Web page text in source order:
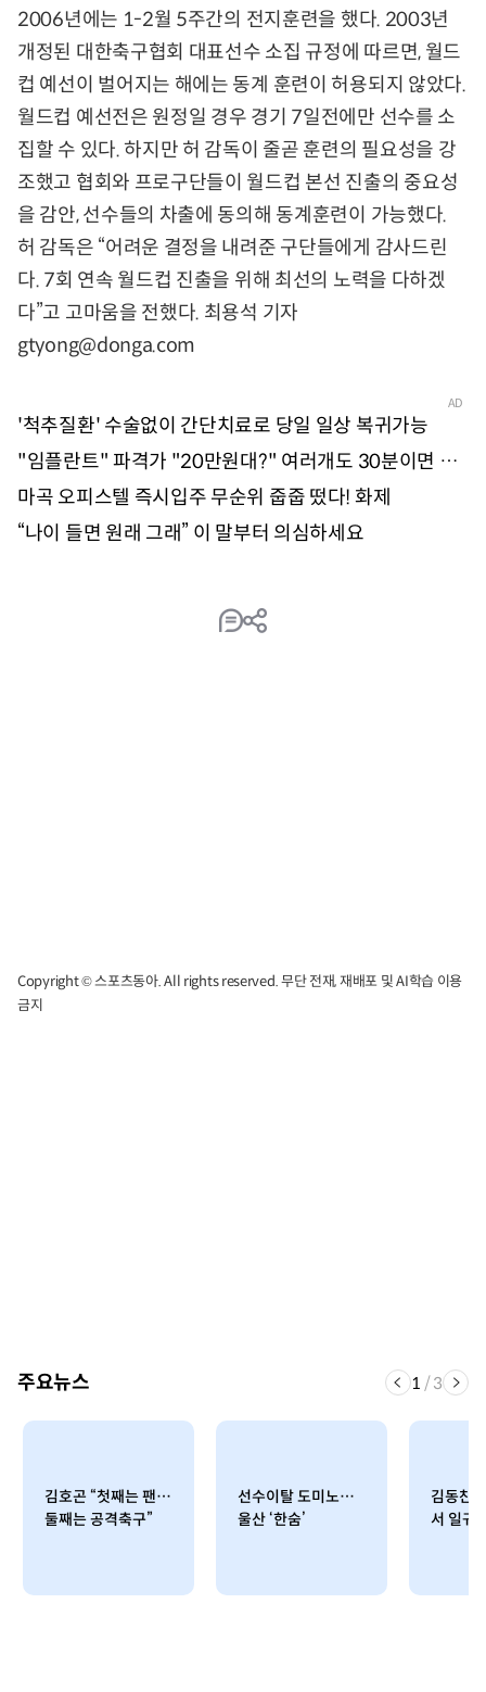
2006년에는 1-2월 5주간의 전지훈련을 했다. 2003년
개정된 대한축구협회 대표선수 소집 규정에 따르면, 월드
컵 예선이 벌어지는 해에는 동계 훈련이 허용되지 않았다.
월드컵 예선전은 원정일 경우 경기 7일전에만 선수를 소
집할 수 있다. 하지만 허 감독이 줄곧 훈련의 필요성을 강
조했고 협회와 프로구단들이 월드컵 본선 진출의 중요성
을 감안, 선수들의 차출에 동의해 동계훈련이 가능했다.
허 감독은 “어려운 결정을 내려준 구단들에게 감사드린
다. 7회 연속 월드컵 진출을 위해 최선의 노력을 다하겠
다”고 고마움을 전했다. 최용석 기자
gtyong@donga.com
Copyright © 스포츠동아. All rights reserved. 무단 전재, 재배포 및 AI학습 이용
금지
주요뉴스 1 /3
김호곤 “첫째는 팬…
둘째는 공격축구”
선수이탈 도미노…
울산 ‘한숨’
김동찬,
서 일궈